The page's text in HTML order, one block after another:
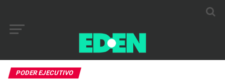
PODER EJECUTIVO